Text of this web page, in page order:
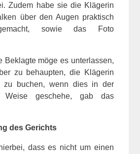
Zudem habe sie die Klägerin
über den Augen praktisch
sowie das Foto
Beklagte möge es unterlassen,
zu behaupten, die Klägerin
zu buchen, wenn dies in der
Weise geschehe, gab das
des Gerichts
dass es nicht um einen